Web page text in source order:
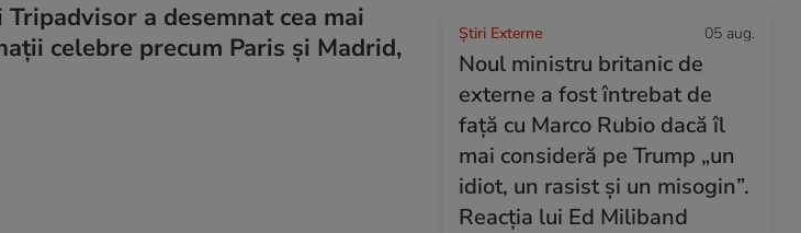
a desemnat cea mai
celebre precum Paris și Madrid,
Știri Externe 05 aug.
Noul ministru britanic de
externe a fost întrebat de
față cu Marco Rubio dacă îl
mai consideră pe Trump „un
idiot, un rasist și un misogin”.
Reacția lui Ed Miliband